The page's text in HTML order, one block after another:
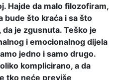
Hajde da malo filozofiram,
bude što kraća i sa što
je zgusnuta. Teško je
i emocionalnog dijela
jedno i samo drugo.
komplicirano, a da
tko neće previše